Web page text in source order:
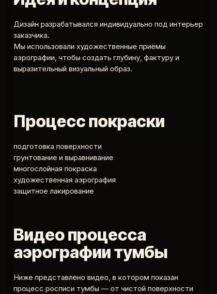
Дизайн разрабатывался индивидуально под интерьер
заказчика.
Мы использовали художественные приёмы
аэрографии, чтобы создать глубину, фактуру и
выразительный визуальный образ.
Процесс покраски
подготовка поверхности
грунтование и выравнивание
многослойная покраска
художественная аэрография
защитное лакирование
Видео процесса
аэрографии тумбы
Ниже представлено видео, в котором показан
процесс росписи тумбы — от чистой поверхности